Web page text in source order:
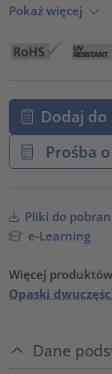
Pokaż więcej
Dodaj
Prośba
Pliki do
e-Learning
Więcej
Opaski
Dane